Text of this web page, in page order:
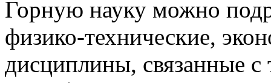
Горную науку можно
физико-технические,
дисциплины, связанные с